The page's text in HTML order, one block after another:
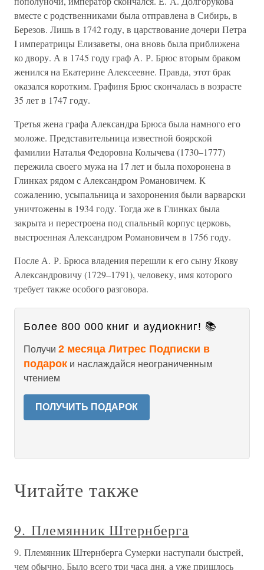
вместе с родственниками была отправлена в Сибирь, в
Березов. Лишь в 1742 году, в царствование дочери Петра
I императрицы Елизаветы, она вновь была приближена
ко двору. А в 1745 году граф А. Р. Брюс вторым браком
женился на Екатерине Алексеевне. Правда, этот брак
оказался коротким. Графиня Брюс скончалась в возрасте
35 лет в 1747 году.
Третья жена графа Александра Брюса была намного его
моложе. Представительница известной боярской
фамилии Наталья Федоровна Колычева (1730–1777)
пережила своего мужа на 17 лет и была похоронена в
Глинках рядом с Александром Романовичем. К
сожалению, усыпальница и захоронения были варварски
уничтожены в 1934 году. Тогда же в Глинках была
закрыта и перестроена под спальный корпус церковь,
выстроенная Александром Романовичем в 1756 году.
После А. Р. Брюса владения перешли к его сыну Якову
Александровичу (1729–1791), человеку, имя которого
требует также особого разговора.
Более 800 000 книг и аудиокниг! 📚
Получи 2 месяца Литрес Подписки в
подарок и наслаждайся неограниченным
чтением
ПОЛУЧИТЬ ПОДАРОК
Читайте также
9. Племянник Штернберга
9. Племянник Штернберга Сумерки наступали быстрей,
чем обычно. Было всего три часа дня, а уже пришлось